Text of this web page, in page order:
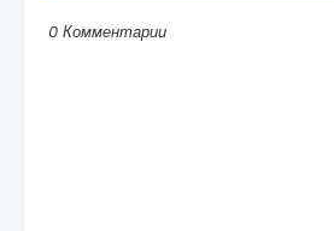
0 Комментарии